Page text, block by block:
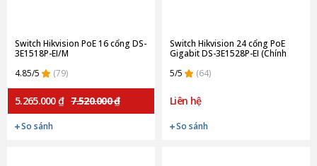
Switch Hikvision PoE 16 cổng DS-
3E1518P-EI/M
4.85/5
(79)
5.265.000 ₫ 7.520.000 ₫
So sánh
Switch Hikvision 24 cổng PoE
Gigabit DS-3E1528P-EI (Chính
5/5
(64)
Liên hệ
So sánh